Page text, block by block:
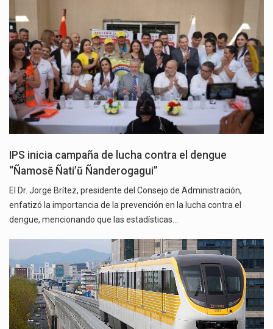
IPS inicia campaña de lucha contra el dengue
“Ñamosẽ Ñati’ũ Ñanderogagui”
El Dr. Jorge Brítez, presidente del Consejo de Administración,
enfatizó la importancia de la prevención en la lucha contra el
dengue, mencionando que las estadísticas…